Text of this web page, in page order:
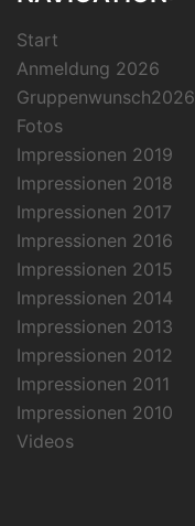
Start
Anmeldung 2026
Gruppenwunsch2026
Fotos
Impressionen 2019
Impressionen 2018
Impressionen 2017
Impressionen 2016
Impressionen 2015
Impressionen 2014
Impressionen 2013
Impressionen 2012
Impressionen 2011
Impressionen 2010
Videos